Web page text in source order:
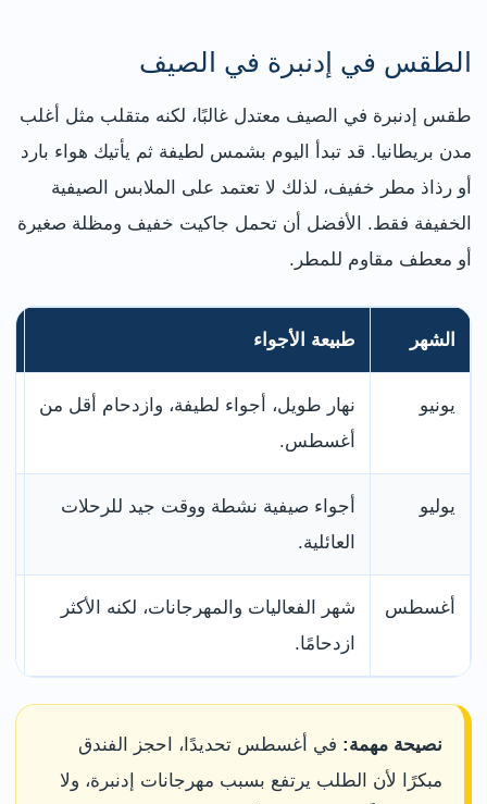
الطقس في إدنبرة في الصيف
طقس إدنبرة في الصيف معتدل غالبًا، لكنه متقلب مثل أغلب
مدن بريطانيا. قد تبدأ اليوم بشمس لطيفة ثم يأتيك هواء بارد
أو رذاذ مطر خفيف، لذلك لا تعتمد على الملابس الصيفية
الخفيفة فقط. الأفضل أن تحمل جاكيت خفيف ومظلة صغيرة
أو معطف مقاوم للمطر.
الشهر طبيعة الأجواء
يونيو
نهار طويل، أجواء لطيفة، وازدحام أقل من
أغسطس.
يوليو
أجواء صيفية نشطة ووقت جيد للرحلات
العائلية.
أغسطس
شهر الفعاليات والمهرجانات، لكنه الأكثر
ازدحامًا.
نصيحة مهمة: في أغسطس تحديدًا، احجز الفندق
مبكرًا لأن الطلب يرتفع بسبب مهرجانات إدنبرة، ولا